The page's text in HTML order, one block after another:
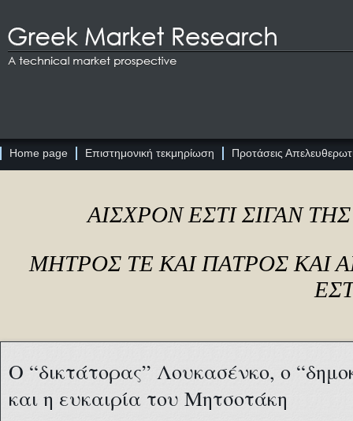
Home page Επιστημονική τεκμηρίωση Προτάσεις
ΑΙΣΧΡΟΝ ΕΣΤΙ ΣΙΓΑΝ
ΜΗΤΡΟΣ ΤΕ ΚΑΙ ΠΑΤΡΟΣ ΚΑΙ
Ο “δικτάτορας” Λουκασένκο, ο
και η ευκαιρία του Μητσοτάκη